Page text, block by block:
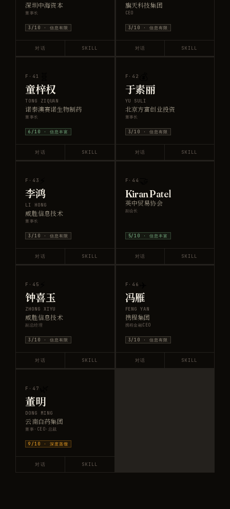
深圳中海资本
董事长
3 /10 ·信息有限
对话 SKILL
旗天科技集团
CEO
3 /10 ·信息有限
对话 SKILL
F· 41
童梓权
TONG ZIQUAN
诺泰澳赛诺生物制药
董事长
6 /10 ·信息丰富
对话 SKILL
F· 42
于素丽
YU SULI
北京方富创业投资
董事长
3 /10 ·信息有限
对话 SKILL
F· 43
李鸿
LI HONG
威胜信息技术
董事长
3 /10 ·信息有限
对话 SKILL
F· 44
Kiran Patel
英中贸易协会
副会长
5/10 ·信息丰富
对话 SKILL
F· 45
钟喜玉
ZHONG XIYU
威胜信息技术
副总经理
3 /10 ·信息有限
对话 SKILL
F· 46
冯雁
FENG YAN
携程集团
携程金融CEO
3 /10 ·信息有限
对话 SKILL
F· 47
董明
DONG MING
云南白药集团
董事·CEO·总裁
9 /10 ·深度蒸馏
对话 SKILL